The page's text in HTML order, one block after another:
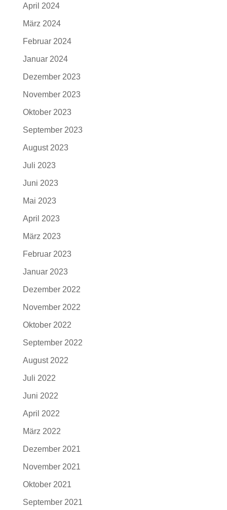
April 2024
März 2024
Februar 2024
Januar 2024
Dezember 2023
November 2023
Oktober 2023
September 2023
August 2023
Juli 2023
Juni 2023
Mai 2023
April 2023
März 2023
Februar 2023
Januar 2023
Dezember 2022
November 2022
Oktober 2022
September 2022
August 2022
Juli 2022
Juni 2022
April 2022
März 2022
Dezember 2021
November 2021
Oktober 2021
September 2021